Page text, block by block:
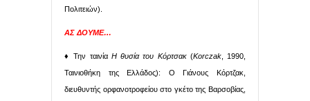
Πολιτειών).
ΑΣ ΔΟΥΜΕ…
♦ Την ταινία Η θυσία του Κόρτσακ (Korczak, 1990,
Ταινιοθήκη της Ελλάδος): Ο Γιάνους Κόρτζακ,
διευθυντής ορφανοτροφείου στο γκέτο της Βαρσοβίας,